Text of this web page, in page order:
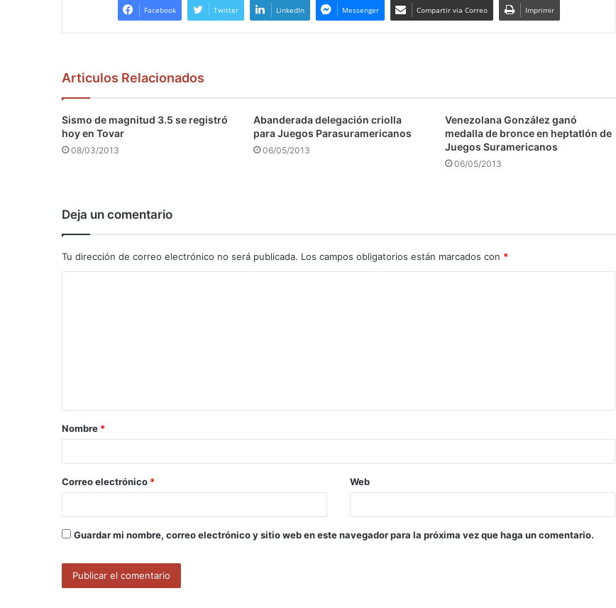
Facebook Twitter LinkedIn Messenger Compartir via Correo Imprimir
Articulos Relacionados
Sismo de magnitud 3.5 se registró
hoy en Tovar
08/03/2013
Abanderada delegación criolla
para Juegos Parasuramericanos
06/05/2013
Venezolana González ganó
medalla de bronce en heptatlón de
Juegos Suramericanos
06/05/2013
Deja un comentario
Tu dirección de correo electrónico no será publicada. Los campos obligatorios están marcados con *
a
r
*
Nombre *
Correo electrónico * Web
Guardar mi nombre, correo electrónico y sitio web en este navegador para la próxima vez que haga un comentario.